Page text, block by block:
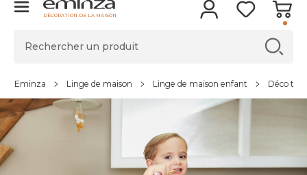
DÉCORATION DE LA MAISON
Eminza Linge de maison Linge de maison enfant Déco